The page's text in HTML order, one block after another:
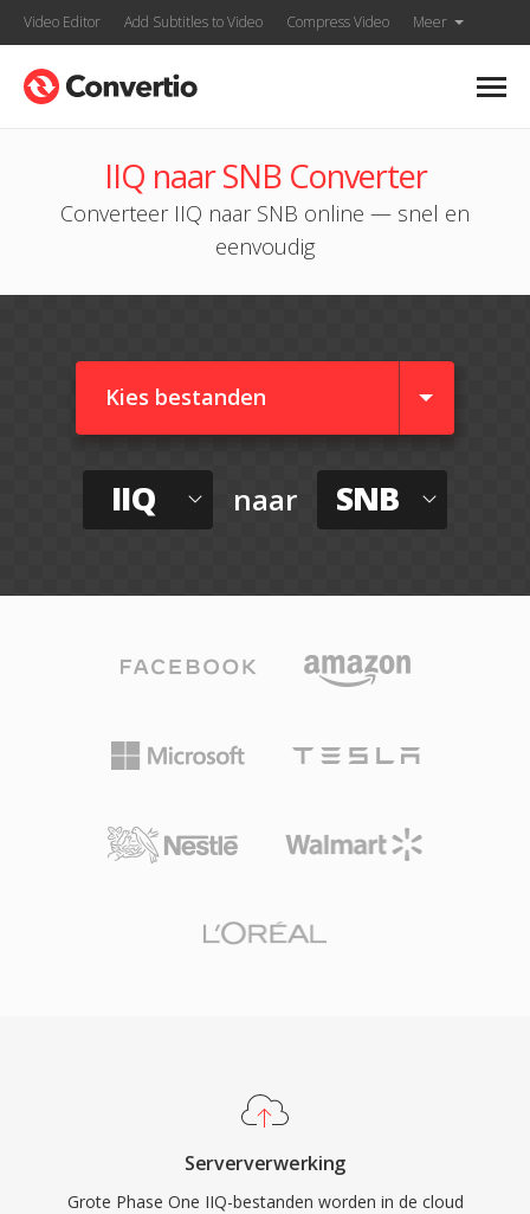
Video Editor Add Subtitles to Video Compress Video Meer
IIQ naar SNB Converter
Converteer IIQ naar SNB online — snel en
eenvoudig
Kies bestanden
IIQ naar SNB
Serververwerking
Grote Phase One IIQ-bestanden worden in de cloud